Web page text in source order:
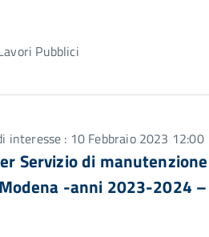
Pubblici
interesse : 10 Febbraio 2023 12:00
Servizio di
-anni 2023-2024 –